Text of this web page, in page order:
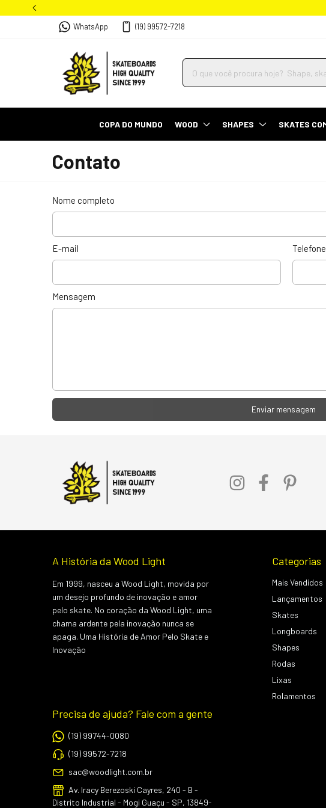
WhatsApp (19) 99572-7218
COPA DO MUNDO WOOD SHAPES SKATES
Contato
Nome completo
E-mail Telefone
Mensagem
Enviar mensagem
A História da Wood Light
Em 1999, nasceu a Wood Light, movida por
um desejo profundo de inovação e amor
pelo skate. No coração da Wood Light, uma
chama ardente pela inovação nunca se
apaga. Uma História de Amor Pelo Skate e
Inovação
Categorias
Mais Vendidos
Lançamentos
Skates
Longboards
Shapes
Rodas
Lixas
Rolamentos
Precisa de ajuda? Fale com a gente
(19) 99744-0080
(19) 99572-7218
sac@woodlight.com.br
Av. Iracy Berezoski Cayres, 240 - B -
Distrito Industrial - Mogi Guaçu - SP, 13849-